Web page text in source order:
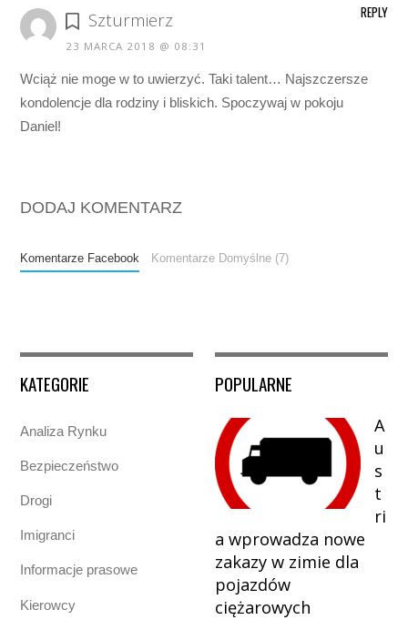
Szturmierz
23 MARCA 2018 @ 08:31
Wciąż nie moge w to uwierzyć. Taki talent… Najszczersze
kondolencje dla rodziny i bliskich. Spoczywaj w pokoju
Daniel!
REPLY
DODAJ KOMENTARZ
Komentarze Facebook Komentarze Domyślne (7)
KATEGORIE
Analiza Rynku
Bezpieczeństwo
Drogi
Imigranci
Informacje prasowe
Kierowcy
POPULARNE
A
u
s
t
ri
a wprowadza nowe
zakazy w zimie dla
pojazdów
ciężarowych